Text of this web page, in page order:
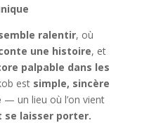
ralentir, où
une histoire, et
palpable dans les
est simple, sincère
— un lieu où l’on vient
se laisser porter.